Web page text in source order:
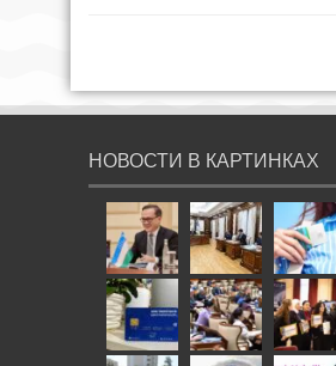
НОВОСТИ В КАРТИНКАХ